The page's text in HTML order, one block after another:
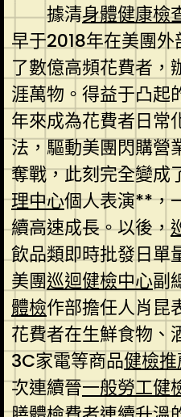
據清身體健康檢
早于2018年在美團
了數億高頻花費者，
涯萬物。得益于凸起
年來成為花費者日常
法，驅動美團閃購營
奪戰，此刻完全變成
理中心個人表演**，
續高速成長。以後，
飲品類即時批發日單
美團巡迴健檢中心副
體檢作部擔任人肖昆
花費者在生鮮食物、
3C家電等商品健檢推
次連續晉一般勞工健